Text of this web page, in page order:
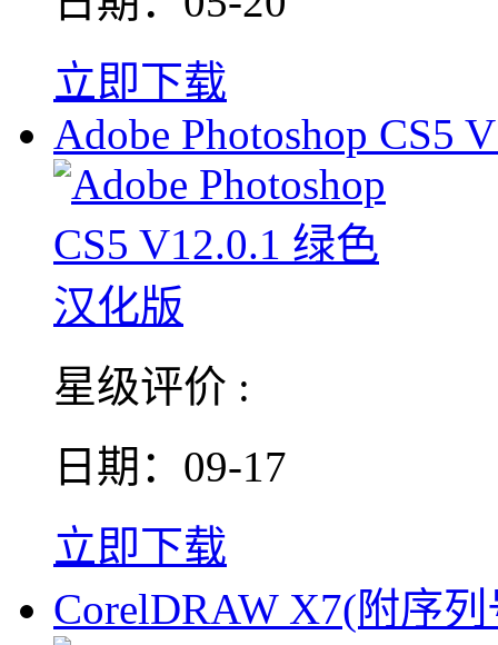
立即下载
Adobe Photoshop CS5
星级评价 :
日期：09-17
立即下载
CorelDRAW X7(附序